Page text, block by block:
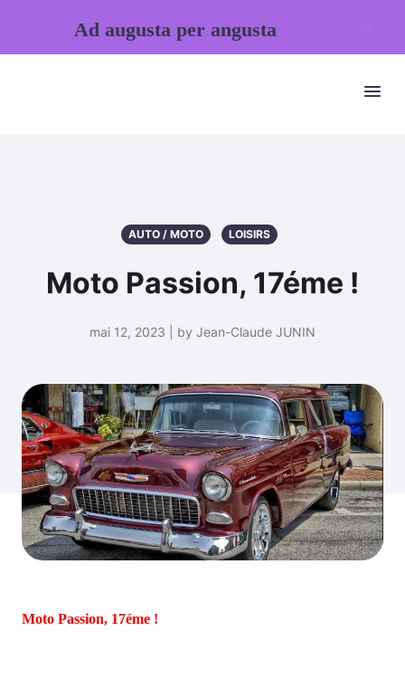
AUTO / MOTO LOISIRS
Moto Passion, 17éme !
mai 12, 2023 | by Jean-Claude JUNIN
Moto Passion, 17éme !
Ad augusta per angusta